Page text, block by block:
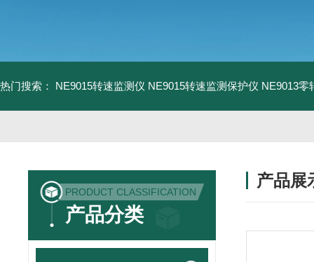
热门搜索： NE9015转速监测仪 NE9015转速监测保护仪 NE9013零
PRODUCT CLASSIFICATION
产品分类
产品展